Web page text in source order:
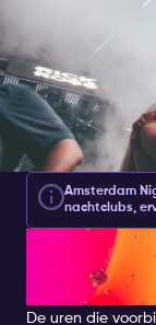
Amsterdam
nachtclubs,
dagen
Een
De uren die